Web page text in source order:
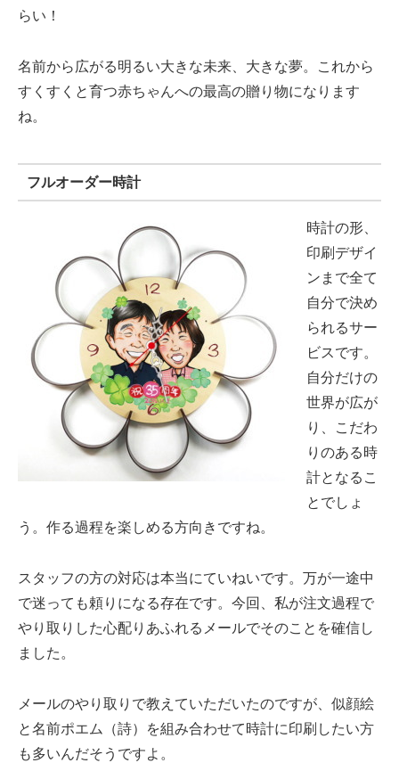
らい！
名前から広がる明るい大きな未来、大きな夢。これから
すくすくと育つ赤ちゃんへの最高の贈り物になります
ね。
フルオーダー時計
時計の形、
印刷デザイ
ンまで全て
自分で決め
られるサー
ビスです。
自分だけの
世界が広が
り、こだわ
りのある時
計となるこ
とでしょ
う。作る過程を楽しめる方向きですね。
スタッフの方の対応は本当にていねいです。万が一途中
で迷っても頼りになる存在です。今回、私が注文過程で
やり取りした心配りあふれるメールでそのことを確信し
ました。
メールのやり取りで教えていただいたのですが、似顔絵
と名前ポエム（詩）を組み合わせて時計に印刷したい方
も多いんだそうですよ。